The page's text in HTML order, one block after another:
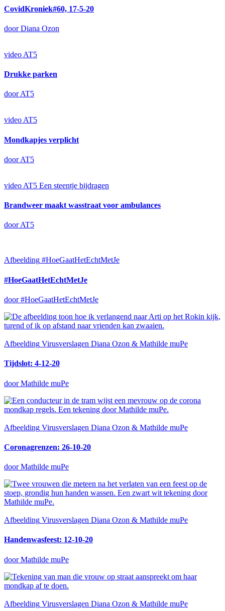
CovidKroniek#60, 17-5-20
door Diana Ozon
video AT5
Drukke parken
door AT5
video AT5
Mondkapjes verplicht
door AT5
video AT5 Een steentje bijdragen
Brandweer maakt wasstraat voor ambulances
door AT5
Afbeelding #HoeGaatHetEchtMetJe
#HoeGaatHetEchtMetJe
door #HoeGaatHetEchtMetJe
Afbeelding Virusverslagen Diana Ozon & Mathilde muPe
Tijdslot: 4-12-20
door Mathilde muPe
Afbeelding Virusverslagen Diana Ozon & Mathilde muPe
Coronagrenzen: 26-10-20
door Mathilde muPe
Afbeelding Virusverslagen Diana Ozon & Mathilde muPe
Handenwasfeest: 12-10-20
door Mathilde muPe
Afbeelding Virusverslagen Diana Ozon & Mathilde muPe